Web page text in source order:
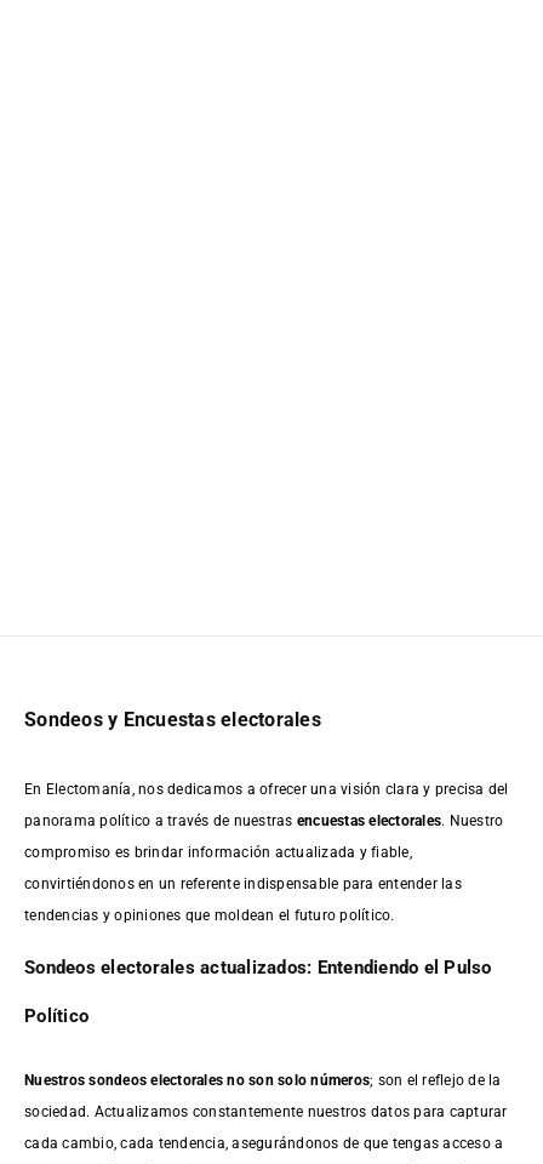
Sondeos y Encuestas electorales
En Electomanía, nos dedicamos a ofrecer una visión clara y precisa del
panorama político a través de nuestras encuestas electorales. Nuestro
compromiso es brindar información actualizada y fiable,
convirtiéndonos en un referente indispensable para entender las
tendencias y opiniones que moldean el futuro político.
Sondeos electorales actualizados: Entendiendo el Pulso
Político
Nuestros sondeos electorales no son solo números; son el reflejo de la
sociedad. Actualizamos constantemente nuestros datos para capturar
cada cambio, cada tendencia, asegurándonos de que tengas acceso a